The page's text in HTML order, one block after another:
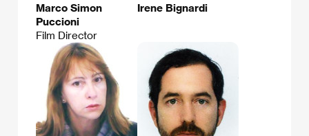
Marco Simon
Puccioni
Film Director
Irene Bignardi